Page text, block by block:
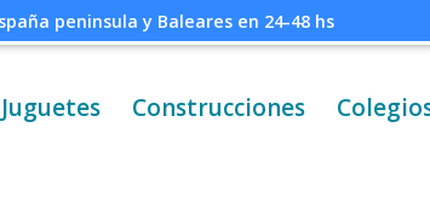
Juguetes Construcciones
peninsula y Baleares en 24-48 hs